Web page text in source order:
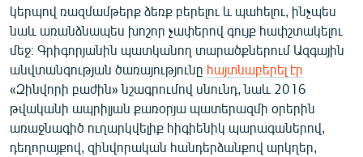
կերպով ռազմամթերք ձեռք բերելու և պահելու, ինչպես
նաև առանձնապես խոշոր չափերով գույք հափշտակելու
մեջ։ Գրիգորյանին պատկանող տարածքներում Ազգային
անվտանգության ծառայությունը հայտնաբերել էր
«Զինվորի բաժին» նշագրումով սնունդ, նաև 2016
թվականի ապրիլյան քառօրյա պատերազմի օրերին
առաջնագիծ ուղարկվելիք հիգիենիկ պարագաներով,
դեղորայքով, զինվորական հանդերձանքով արկղեր,